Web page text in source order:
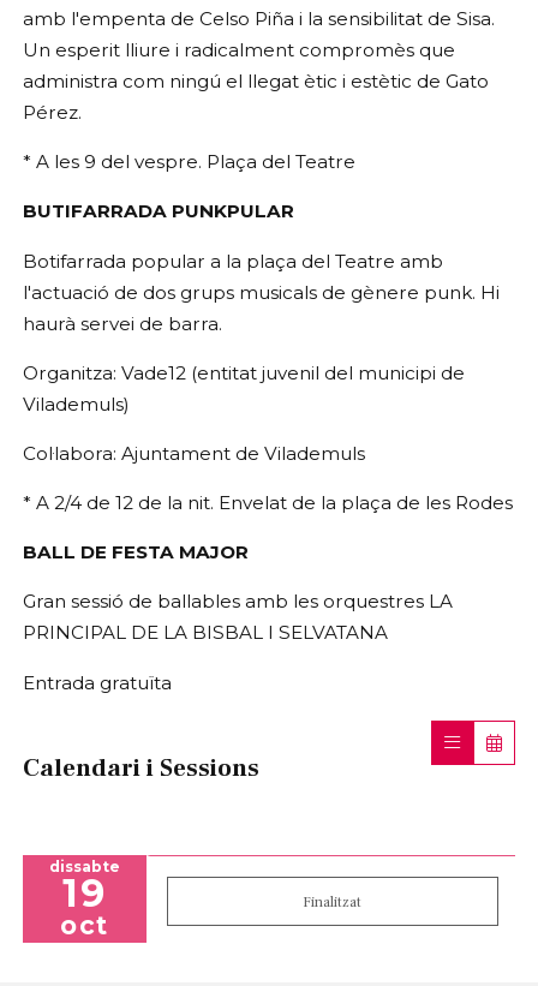
amb l'empenta de Celso Piña i la sensibilitat de Sisa.
Un esperit lliure i radicalment compromès que
administra com ningú el llegat ètic i estètic de Gato
Pérez.
* A les 9 del vespre. Plaça del Teatre
BUTIFARRADA PUNKPULAR
Botifarrada popular a la plaça del Teatre amb
l'actuació de dos grups musicals de gènere punk. Hi
haurà servei de barra.
Organitza: Vade12 (entitat juvenil del municipi de
Vilademuls)
Col·labora: Ajuntament de Vilademuls
* A 2/4 de 12 de la nit. Envelat de la plaça de les Rodes
BALL DE FESTA MAJOR
Gran sessió de ballables amb les orquestres LA
PRINCIPAL DE LA BISBAL I SELVATANA
Entrada gratuïta
Calendari i Sessions
dissabte
19
oct
Finalitzat